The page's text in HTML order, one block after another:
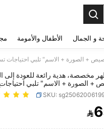
و الجمال الأطفال والأمومة
مخصصة، هدية رائعة للعودة إلى
+ الصورة + الاسم" تلبي
عن الشخصية. اطبع الاسم الشخصي
ظهر فريدة
SKU:
